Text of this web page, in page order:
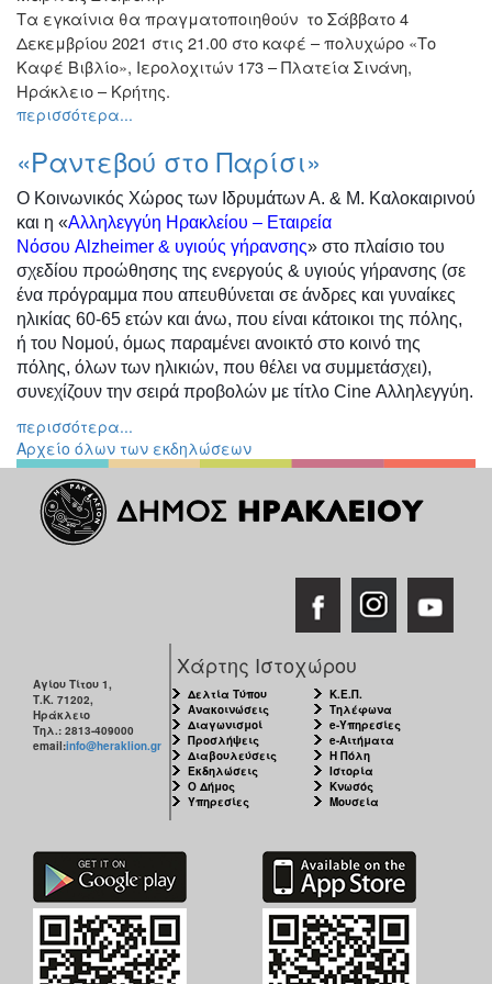
Τα εγκαίνια θα πραγματοποιηθούν το Σάββατο 4
Δεκεμβρίου 2021 στις 21.00 στο καφέ – πολυχώρο «Το
Καφέ Βιβλίο», Ιερολοχιτών 173 – Πλατεία Σινάνη,
Ηράκλειο – Κρήτης.
περισσότερα...
«Ραντεβού στο Παρίσι»
Ο Κοινωνικός Χώρος των Ιδρυμάτων Α. & Μ. Καλοκαιρινού
και η «Αλληλεγγύη Ηρακλείου – Εταιρεία
Νόσου Alzheimer & υγιούς γήρανσης» στο πλαίσιο του
σχεδίου προώθησης της ενεργούς & υγιούς γήρανσης (σε
ένα πρόγραμμα που απευθύνεται σε άνδρες και γυναίκες
ηλικίας 60-65 ετών και άνω, που είναι κάτοικοι της πόλης,
ή του Νομού, όμως παραμένει ανοικτό στο κοινό της
πόλης, όλων των ηλικιών, που θέλει να συμμετάσχει),
συνεχίζουν την σειρά προβολών με τίτλο Cine Αλληλεγγύη.
περισσότερα...
Αρχείο όλων των εκδηλώσεων
Αγίου Τίτου 1,
Τ.Κ. 71202,
Ηράκλειο
Τηλ.: 2813-409000
email:info@heraklion.gr
Χάρτης Ιστοχώρου
Δελτία Τύπου
Ανακοινώσεις
Διαγωνισμοί
Προσλήψεις
Διαβουλεύσεις
Εκδηλώσεις
Ο Δήμος
Υπηρεσίες
Κ.Ε.Π.
Τηλέφωνα
e-Υπηρεσίες
e-Αιτήματα
Η Πόλη
Ιστορία
Κνωσός
Μουσεία